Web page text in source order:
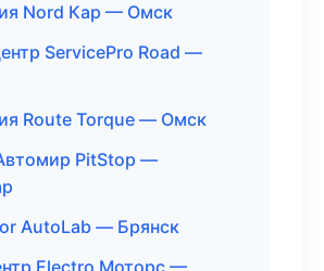
Nord Кар — Омск
ServicePro Road —
Route Torque — Омск
PitStop —
AutoLab — Брянск
Electro Моторс —